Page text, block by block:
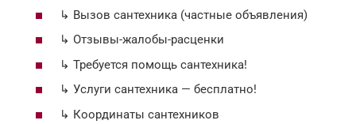
↳ Вызов сантехника (частные объявления)
↳ Отзывы-жалобы-расценки
↳ Требуется помощь сантехника!
↳ Услуги сантехника — бесплатно!
↳ Координаты сантехников